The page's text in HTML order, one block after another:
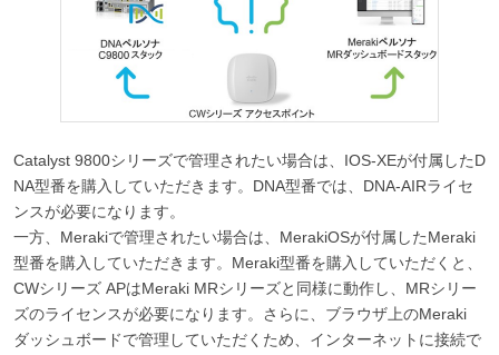
Catalyst 9800シリーズで管理されたい場合は、IOS-XEが付属したD
NA型番を購入していただきます。DNA型番では、DNA-AIRライセ
ンスが必要になります。
一方、Merakiで管理されたい場合は、MerakiOSが付属したMeraki
型番を購入していただきます。Meraki型番を購入していただくと、
CWシリーズ APはMeraki MRシリーズと同様に動作し、MRシリー
ズのライセンスが必要になります。さらに、ブラウザ上のMeraki
ダッシュボードで管理していただくため、インターネットに接続で